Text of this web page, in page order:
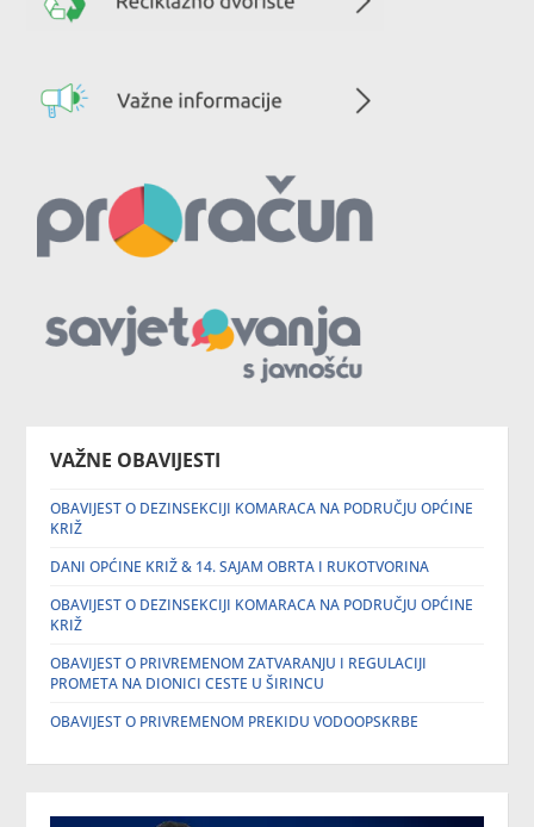
VAŽNE OBAVIJESTI
OBAVIJEST O DEZINSEKCIJI KOMARACA NA PODRUČJU OPĆINE
KRIŽ
DANI OPĆINE KRIŽ & 14. SAJAM OBRTA I RUKOTVORINA
OBAVIJEST O DEZINSEKCIJI KOMARACA NA PODRUČJU OPĆINE
KRIŽ
OBAVIJEST O PRIVREMENOM ZATVARANJU I REGULACIJI
PROMETA NA DIONICI CESTE U ŠIRINCU
OBAVIJEST O PRIVREMENOM PREKIDU VODOOPSKRBE